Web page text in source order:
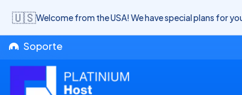
Soporte
🇺🇸Welcome from the USA! We have special plans for